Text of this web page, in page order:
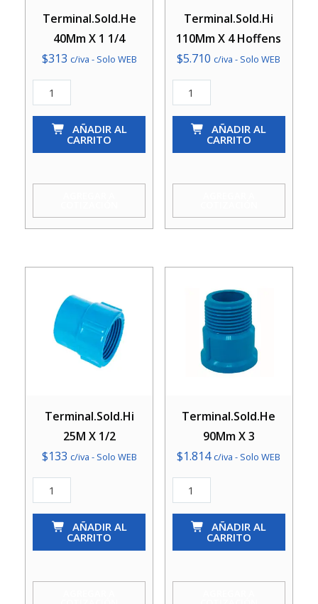
Terminal.Sold.He
40Mm X 1 1/4
$313 c/iva - Solo WEB
Terminal.Sold.He
40Mm
cantidad
AÑADIR AL
CARRITO
Terminal.Sold.Hi
110Mm X 4 Hoffens
$5.710 c/iva - Solo WEB
Terminal.Sold.Hi
110Mm
cantidad
AÑADIR AL
CARRITO
Terminal.Sold.Hi
25M X 1/2
$133 c/iva - Solo WEB
Terminal.Sold.Hi
25M
AÑADIR AL
CARRITO
Terminal.Sold.He
90Mm X 3
$1.814 c/iva - Solo WEB
Terminal.Sold.He
90Mm
AÑADIR AL
CARRITO